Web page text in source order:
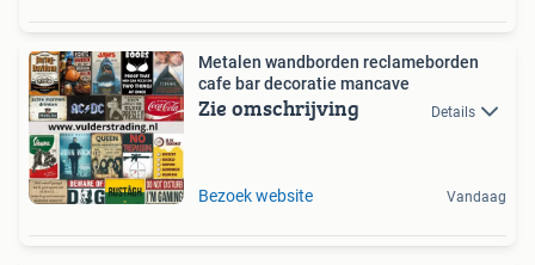
Metalen wandborden reclameborden
cafe bar decoratie mancave
Zie omschrijving Details
Bezoek website Vandaag